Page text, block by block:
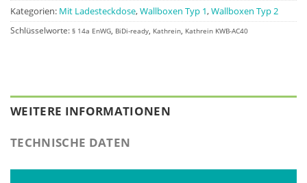
Kategorien: Mit Ladesteckdose,Wallboxen Typ 1,Wallboxen Typ 2
Schlüsselworte: § 14a EnWG BiDi-ready Kathrein Kathrein KWB-AC40
WEITERE INFORMATIONEN
TECHNISCHE DATEN